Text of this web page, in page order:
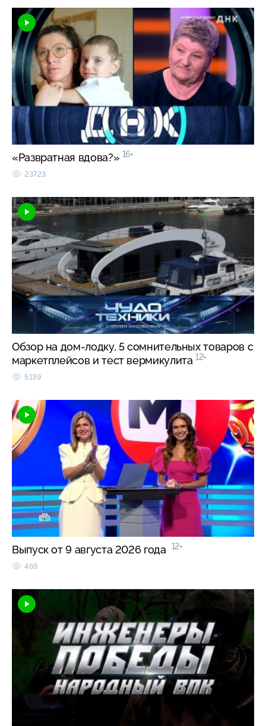
«Развратная вдова?» 16+
23723
Обзор на дом-лодку, 5 сомнительных товаров с
маркетплейсов и тест вермикулита 12+
5139
Выпуск от 9 августа 2026 года 12+
469